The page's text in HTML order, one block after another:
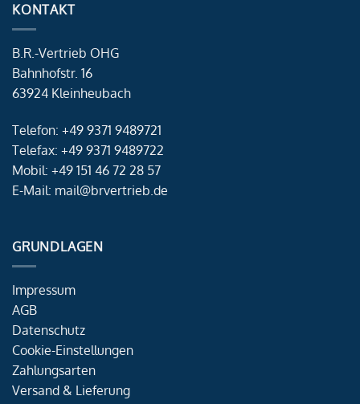
KONTAKT
B.R.-Vertrieb OHG
Bahnhofstr. 16
63924 Kleinheubach
Telefon: +49 9371 9489721
Telefax: +49 9371 9489722
Mobil: +49 151 46 72 28 57
E-Mail: mail@brvertrieb.de
GRUNDLAGEN
Impressum
AGB
Datenschutz
Cookie-Einstellungen
Zahlungsarten
Versand & Lieferung